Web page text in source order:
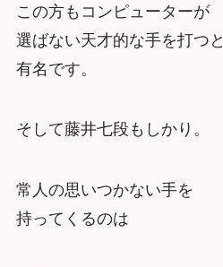
この方もコンピューターが
選ばない天才的な手を打つと
有名です。
そして藤井七段もしかり。
常人の思いつかない手を
持ってくるのは